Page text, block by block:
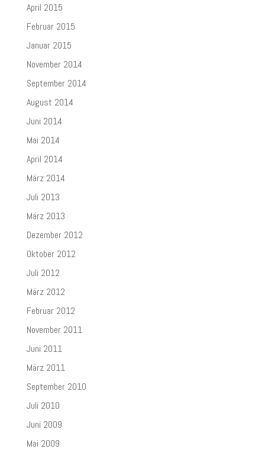
April 2015
Februar 2015
Januar 2015
November 2014
September 2014
August 2014
Juni 2014
Mai 2014
April 2014
März 2014
Juli 2013
März 2013
Dezember 2012
Oktober 2012
Juli 2012
März 2012
Februar 2012
November 2011
Juni 2011
März 2011
September 2010
Juli 2010
Juni 2009
Mai 2009